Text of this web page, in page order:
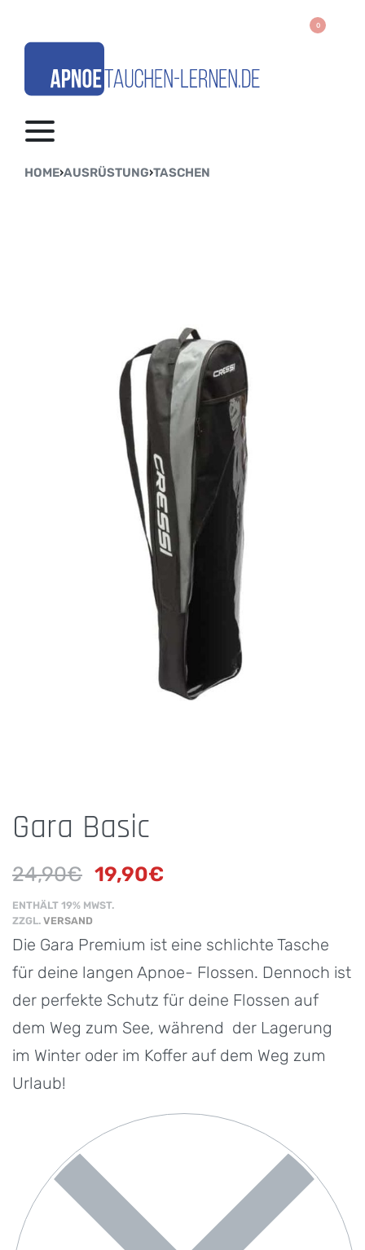
0
HOME›AUSRÜSTUNG›TASCHEN
Gara Basic
24,90€ 19,90€
ENTHÄLT 19% MWST.
ZZGL. VERSAND
Die Gara Premium ist eine schlichte Tasche
für deine langen Apnoe- Flossen. Dennoch ist
der perfekte Schutz für deine Flossen auf
dem Weg zum See, während der Lagerung
im Winter oder im Koffer auf dem Weg zum
Urlaub!